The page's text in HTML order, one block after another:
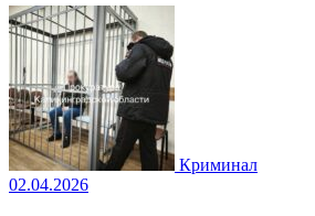
Криминал
02.04.2026